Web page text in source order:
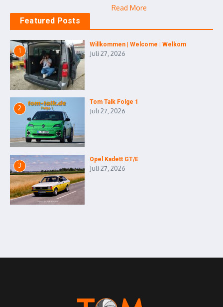
Read More
Featured Posts
1
Willkommen | Welcome | Welkom
Juli 27, 2026
2
Tom Talk Folge 1
Juli 27, 2026
3
Opel Kadett GT/E
Juli 27, 2026